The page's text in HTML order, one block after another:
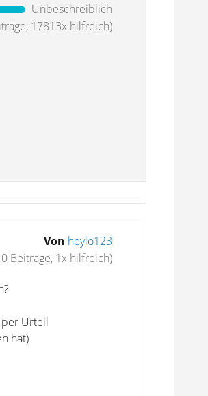
Unbeschreiblich
17813x hilfreich)
Von heylo123
Beiträge, 1x hilfreich)
per Urteil
hat)